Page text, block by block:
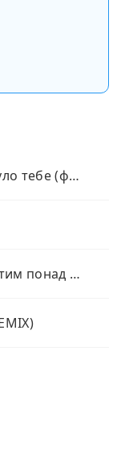
Oleg Zholtikov - Якби не було тебе (французська пісня)
Катя Качановська - Ми летим понад хмарами (KARMV REMIX)